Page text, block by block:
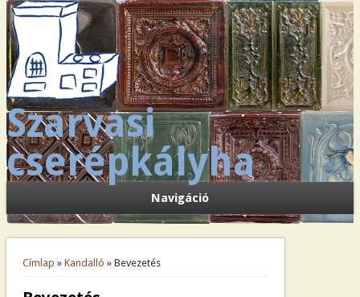
Szarvasi
cserépkályha
Navigáció
Jelenlegi hely
Címlap » Kandalló » Bevezetés